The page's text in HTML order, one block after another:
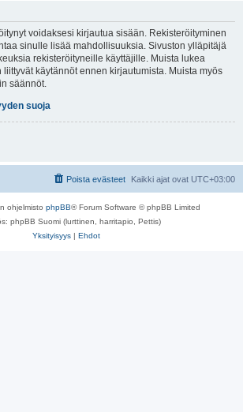
voidaksesi kirjautua sisään. Rekisteröityminen
sinulle lisää mahdollisuuksia. Sivuston ylläpitäjä
rekisteröityneille käyttäjille. Muista lukea
käytännöt ennen kirjautumista. Muista myös
säännöt.
suoja
Kaikki ajat ovat UTC+03:00
Poista evästeet
ohjelmisto phpBB® Forum Software © phpBB Limited
phpBB Suomi (lurttinen, harritapio, Pettis)
Yksityisyys | Ehdot